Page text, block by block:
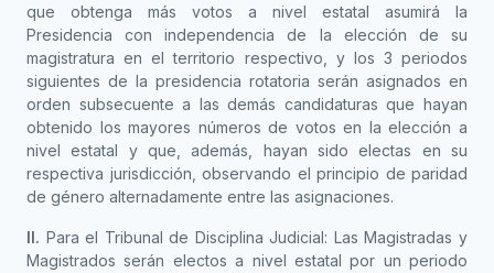
que obtenga más votos a nivel estatal asumirá la
Presidencia con independencia de la elección de su
magistratura en el territorio respectivo, y los 3 periodos
siguientes de la presidencia rotatoria serán asignados en
orden subsecuente a las demás candidaturas que hayan
obtenido los mayores números de votos en la elección a
nivel estatal y que, además, hayan sido electas en su
respectiva jurisdicción, observando el principio de paridad
de género alternadamente entre las asignaciones.
II. Para el Tribunal de Disciplina Judicial: Las Magistradas y
Magistrados serán electos a nivel estatal por un periodo